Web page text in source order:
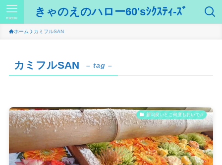
きゃのえのハロー60'sｼｸｽﾃｨ-ｽﾞ
menu
ホーム カミフルSAN
カミフルSAN – tag –
新潟良いとこ何度もおいで♫